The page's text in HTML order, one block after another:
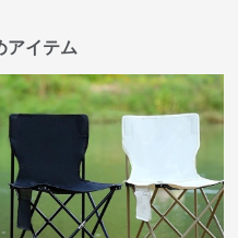
アイテム